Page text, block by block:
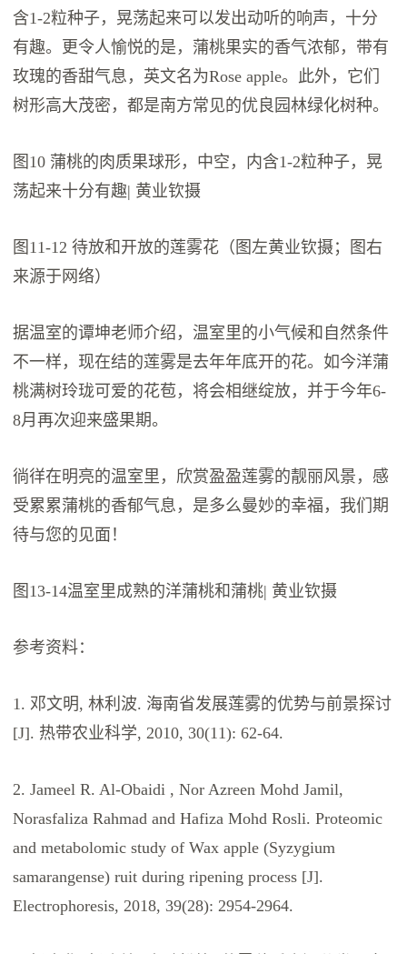
含1-2粒种子，晃荡起来可以发出动听的响声，十分
有趣。更令人愉悦的是，蒲桃果实的香气浓郁，带有
玫瑰的香甜气息，英文名为Rose apple。此外，它们
树形高大茂密，都是南方常见的优良园林绿化树种。
图10 蒲桃的肉质果球形，中空，内含1-2粒种子，晃
荡起来十分有趣| 黄业钦摄
图11-12 待放和开放的莲雾花（图左黄业钦摄；图右
来源于网络）
据温室的谭坤老师介绍，温室里的小气候和自然条件
不一样，现在结的莲雾是去年年底开的花。如今洋蒲
桃满树玲珑可爱的花苞，将会相继绽放，并于今年6-
8月再次迎来盛果期。
徜徉在明亮的温室里，欣赏盈盈莲雾的靓丽风景，感
受累累蒲桃的香郁气息，是多么曼妙的幸福，我们期
待与您的见面！
图13-14温室里成熟的洋蒲桃和蒲桃| 黄业钦摄
参考资料：
1. 邓文明, 林利波. 海南省发展莲雾的优势与前景探讨
[J]. 热带农业科学, 2010, 30(11): 62-64.
2. Jameel R. Al-Obaidi , Nor Azreen Mohd Jamil,
Norasfaliza Rahmad and Hafiza Mohd Rosli. Proteomic
and metabolomic study of Wax apple (Syzygium
samarangense) ruit during ripening process [J].
Electrophoresis, 2018, 39(28): 2954-2964.